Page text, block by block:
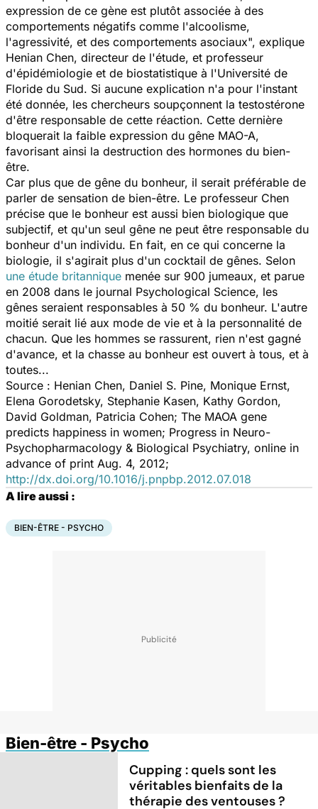
expression de ce gène est plutôt associée à des
comportements négatifs comme l'alcoolisme,
l'agressivité, et des comportements asociaux", explique
Henian Chen, directeur de l'étude, et professeur
d'épidémiologie et de biostatistique à l'Université de
Floride du Sud. Si aucune explication n'a pour l'instant
été donnée, les chercheurs soupçonnent la testostérone
d'être responsable de cette réaction. Cette dernière
bloquerait la faible expression du gêne MAO-A,
favorisant ainsi la destruction des hormones du bien-
être.
Car plus que de gêne du bonheur, il serait préférable de
parler de sensation de bien-être. Le professeur Chen
précise que le bonheur est aussi bien biologique que
subjectif, et qu'un seul gêne ne peut être responsable du
bonheur d'un individu. En fait, en ce qui concerne la
biologie, il s'agirait plus d'un cocktail de gênes. Selon
une étude britannique menée sur 900 jumeaux, et parue
en 2008 dans le journal Psychological Science, les
gênes seraient responsables à 50 % du bonheur. L'autre
moitié serait lié aux mode de vie et à la personnalité de
chacun. Que les hommes se rassurent, rien n'est gagné
d'avance, et la chasse au bonheur est ouvert à tous, et à
toutes...
Source : Henian Chen, Daniel S. Pine, Monique Ernst,
Elena Gorodetsky, Stephanie Kasen, Kathy Gordon,
David Goldman, Patricia Cohen; The MAOA gene
predicts happiness in women; Progress in Neuro-
Psychopharmacology & Biological Psychiatry, online in
advance of print Aug. 4, 2012;
http://dx.doi.org/10.1016/j.pnpbp.2012.07.018
A lire aussi :
BIEN-ÊTRE - PSYCHO
Bien-être - Psycho
Cupping : quels sont les
véritables bienfaits de la
thérapie des ventouses ?